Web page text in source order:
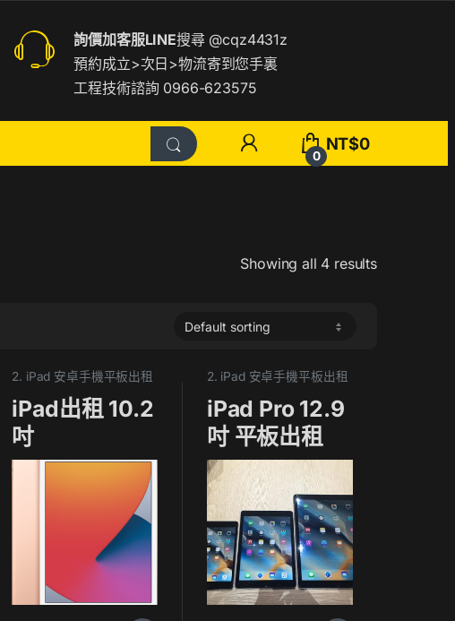
詢價加客服LINE搜尋 @cqz4431z
預約成立>次日>物流寄到您手裏
工程技術諮詢 0966-623575
0
NT$0
Showing all 4 results
2. iPad 安卓手機平板出租
iPad出租 10.2
吋
2. iPad 安卓手機平板出租
iPad Pro 12.9
吋 平板出租